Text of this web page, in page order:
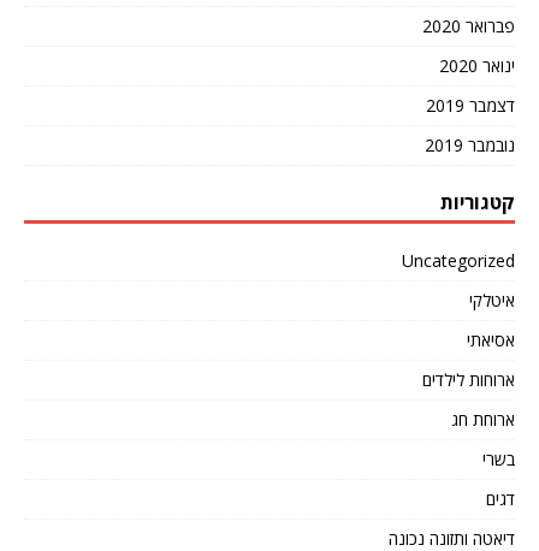
פברואר 2020
ינואר 2020
דצמבר 2019
נובמבר 2019
קטגוריות
Uncategorized
איטלקי
אסיאתי
ארוחות לילדים
ארוחת חג
בשרי
דגים
דיאטה ותזונה נכונה